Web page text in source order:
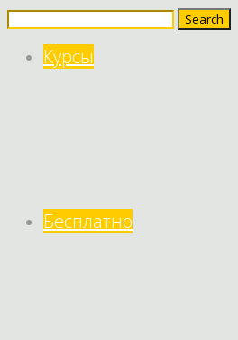
Search
Курсы
Бесплатно